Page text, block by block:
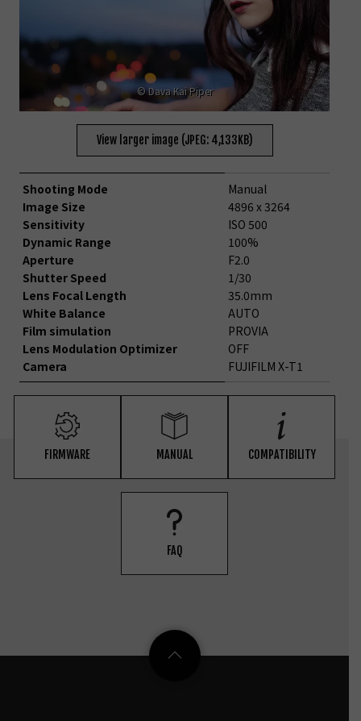
© Dava Kai Piper
View larger image (JPEG: 4,133KB)
Shooting Mode
Image Size
Sensitivity
Dynamic Range
Aperture
Shutter Speed
Lens Focal Length
White Balance
Film simulation
Lens Modulation Optimizer
Camera
Manual
4896 x 3264
ISO 500
100%
F2.0
1/30
35.0mm
AUTO
PROVIA
OFF
FUJIFILM X-T1
FIRMWARE MANUAL COMPATIBILITY
FAQ